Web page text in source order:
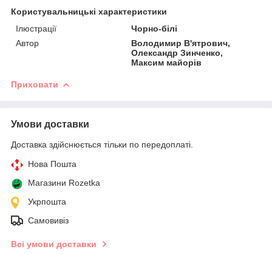
Користувальницькі характеристики
Ілюстрації
Чорно-білі
Автор
Володимир В'ятрович,
Олександр Зинченко,
Максим майорів
Приховати
Умови доставки
Доставка здійснюється тільки по передоплаті.
Нова Пошта
Магазини Rozetka
Укрпошта
Самовивіз
Всі умови доставки